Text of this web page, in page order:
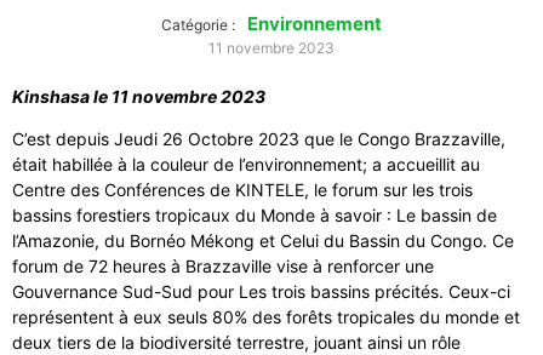
Catégorie : Environnement
11 novembre 2023
Kinshasa le 11 novembre 2023
C’est depuis Jeudi 26 Octobre 2023 que le Congo Brazzaville,
était habillée à la couleur de l’environnement; a accueillit au
Centre des Conférences de KINTELE, le forum sur les trois
bassins forestiers tropicaux du Monde à savoir : Le bassin de
l’Amazonie, du Bornéo Mékong et Celui du Bassin du Congo. Ce
forum de 72 heures à Brazzaville vise à renforcer une
Gouvernance Sud-Sud pour Les trois bassins précités. Ceux-ci
représentent à eux seuls 80% des forêts tropicales du monde et
deux tiers de la biodiversité terrestre, jouant ainsi un rôle